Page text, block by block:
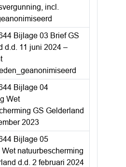
incl.
Bijlage 03 Brief GS
d.d. 11 juni 2024 –
Bijlage 04
Wet
GS Gelderland
2023
Bijlage 05
natuurbescherming
d.d. 2 februari 2024